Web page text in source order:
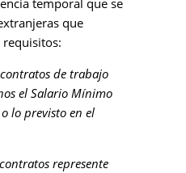
que
de trabajo
el Salario Mínimo
lo previsto en el
represente